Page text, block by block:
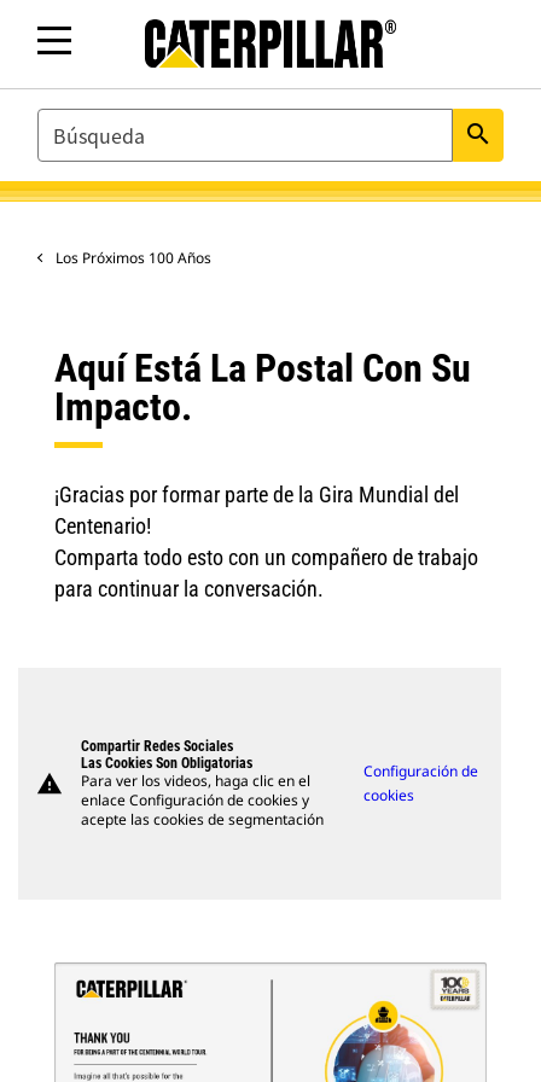
SEARCH search
Los Próximos 100 Años
Aquí Está La Postal Con Su
Impacto.
¡Gracias por formar parte de la Gira Mundial del
Centenario!
Comparta todo esto con un compañero de trabajo
para continuar la conversación.
warning
Compartir Redes Sociales
Las Cookies Son Obligatorias
Para ver los videos, haga clic en el
enlace Configuración de cookies y
acepte las cookies de segmentación
Configuración de
cookies